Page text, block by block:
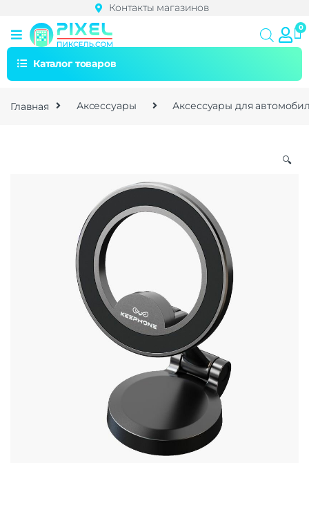
Контакты магазинов
Каталог товаров
Главная Аксессуары Аксессуары для
🔍